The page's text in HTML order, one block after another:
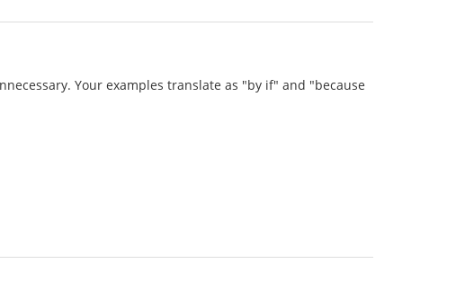
Your examples translate as "by if" and "because